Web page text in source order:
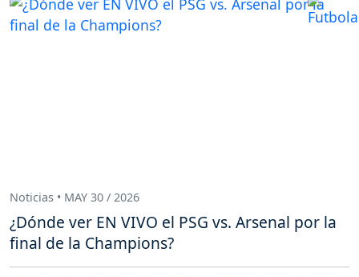
Noticias • MAY 30 / 2026
¿Dónde ver EN VIVO el PSG vs. Arsenal por la
final de la Champions?